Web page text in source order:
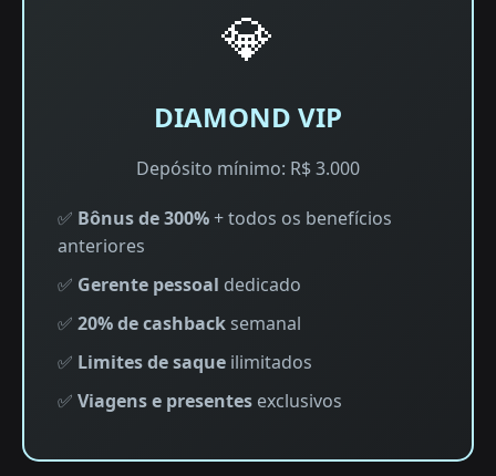
💎
DIAMOND VIP
Depósito mínimo: R$ 3.000
✅ Bônus de 300%+ todos os benefícios
anteriores
✅ Gerente pessoal dedicado
✅ 20% de cashback semanal
✅ Limites de saque ilimitados
✅ Viagens e presentes exclusivos